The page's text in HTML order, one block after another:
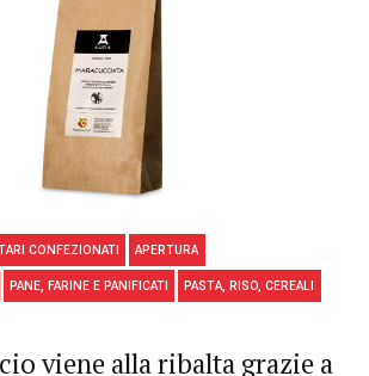
CONFEZIONATI APERTURA
PANE, FARINE E PANIFICATI PASTA, RISO, CEREALI
viene alla ribalta grazie a